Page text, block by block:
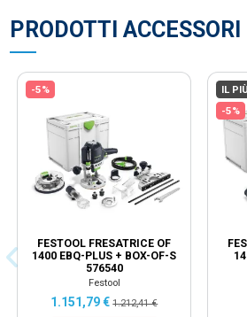
PRODOTTI ACCESSORI
-5%
FESTOOL FRESATRICE OF
1400 EBQ-PLUS + BOX-OF-S
576540
Festool
1.151,79 €1.212,41 €
IL
-5%